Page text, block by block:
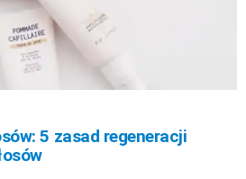
5 zasad regeneracji